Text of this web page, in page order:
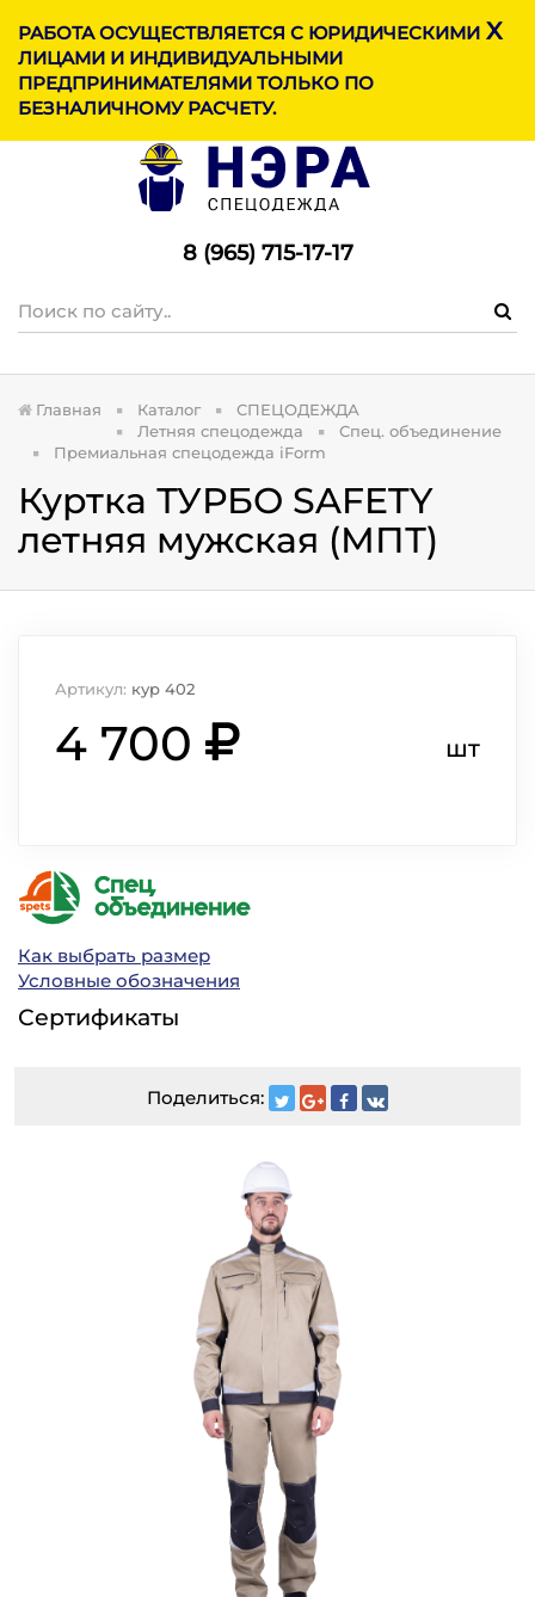
МЕНЮ
РАБОТА ОСУЩЕСТВЛЯЕТСЯ С ЮРИДИЧЕСКИМИ
ЛИЦАМИ И ИНДИВИДУАЛЬНЫМИ
ПРЕДПРИНИМАТЕЛЯМИ ТОЛЬКО ПО
БЕЗНАЛИЧНОМУ РАСЧЕТУ.
X
8 (965) 715-17-17
Главная Каталог
СПЕЦОДЕЖДА
Летняя спецодежда
Спец. объединение
Премиальная спецодежда iForm
Куртка ТУРБО SAFETY
летняя мужская (МПТ)
Артикул: кур 402
4 700 шт
Как выбрать размер
Условные обозначения
Сертификаты
Поделиться: